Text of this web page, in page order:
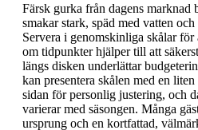
Färsk gurka från dagens marknad
smakar stark, späd med vatten
Servera i genomskinliga skålar
om tidpunkter hjälper till att
längs disken underlättar
kan presentera skålen med en
sidan för personlig justering, och
varierar med säsongen. Många
ursprung och en kortfattad,